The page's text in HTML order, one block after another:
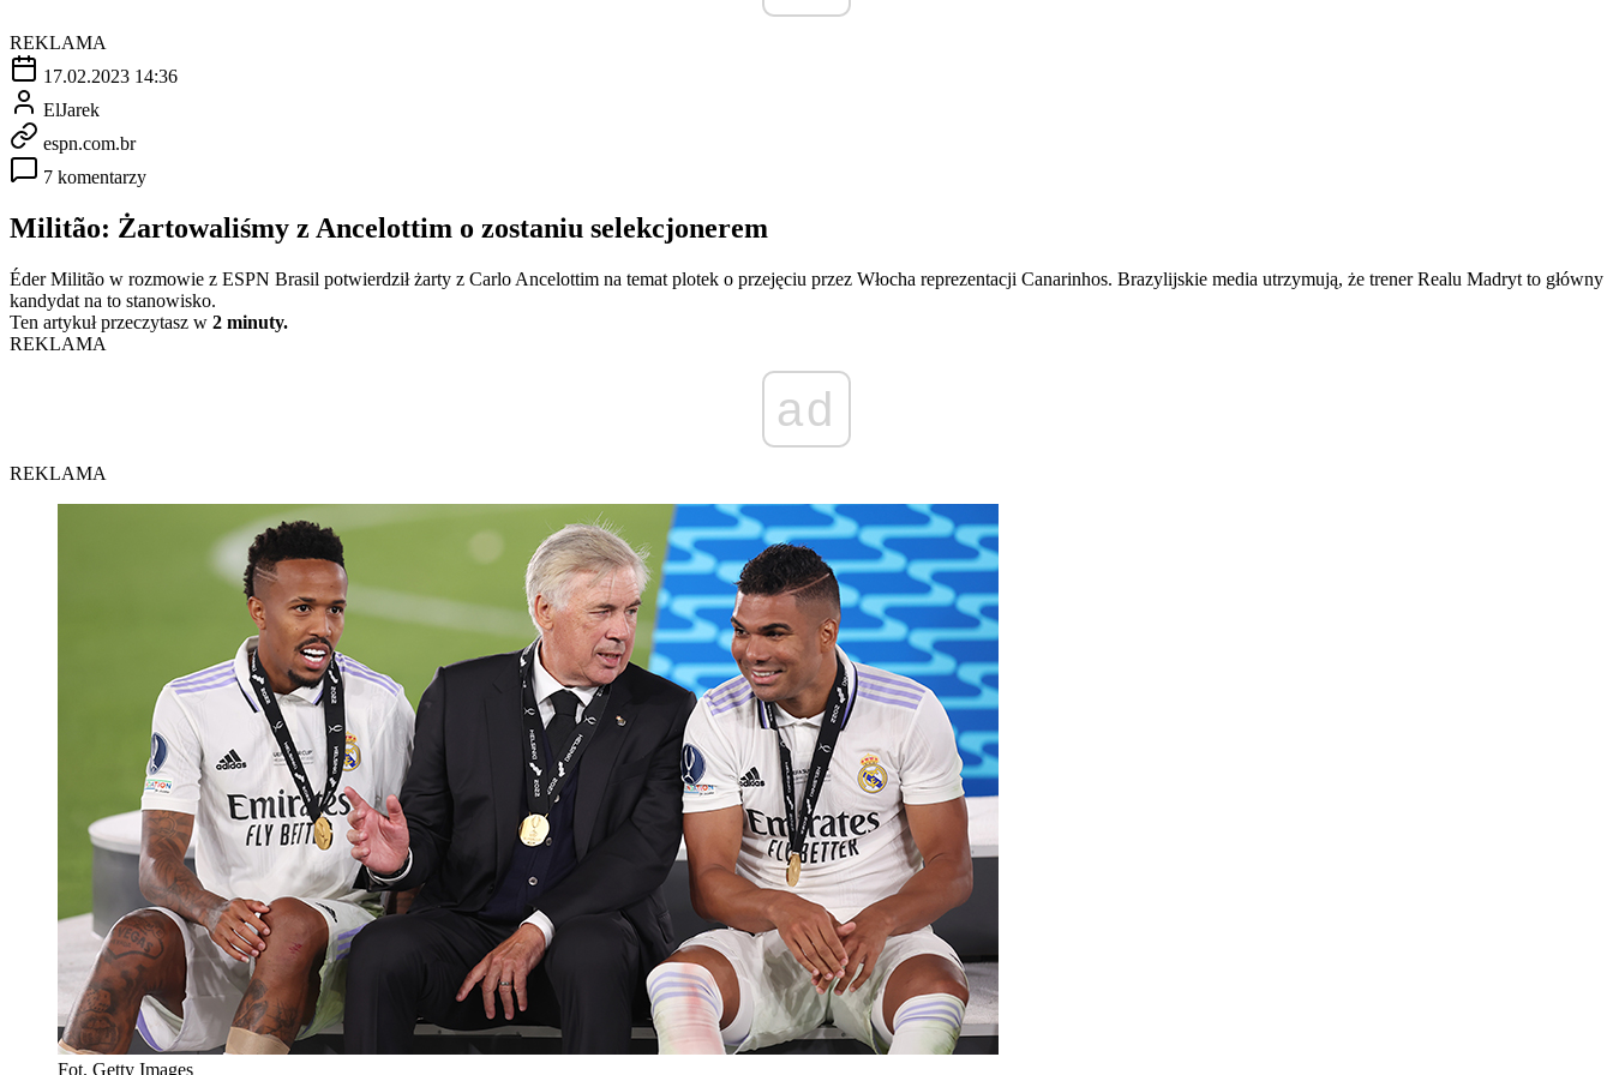
REKLAMA
17.02.2023 14:36
ElJarek
espn.com.br
7 komentarzy
Militão: Żartowaliśmy z Ancelottim o zostaniu selekcjonerem
Éder Militão w rozmowie z ESPN Brasil potwierdził żarty z Carlo Ancelottim na temat plotek o przejęciu przez Włocha reprezentacji Canarinhos. Brazylijskie media utrzymują, że trener Realu Madryt to główny
kandydat na to stanowisko.
Ten artykuł przeczytasz w 2 minuty.
REKLAMA
ad
REKLAMA
Fot. Getty Images